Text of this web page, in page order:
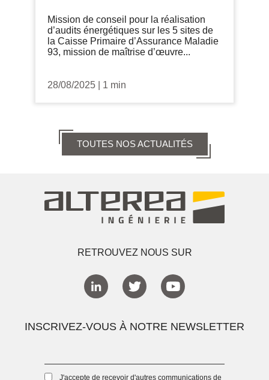
Mission de conseil pour la réalisation
d’audits énergétiques sur les 5 sites de
la Caisse Primaire d’Assurance Maladie
93, mission de maîtrise d’œuvre...
28/08/2025 1 min
TOUTES NOS ACTUALITÉS
RETROUVEZ NOUS SUR
INSCRIVEZ-VOUS À NOTRE NEWSLETTER
J'accepte de recevoir d'autres communications de